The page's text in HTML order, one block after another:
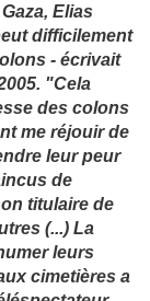
Elias
difficilement
- écrivait
"Cela
des colons
me réjouir de
leur peur
de
titulaire de
(...) La
leurs
cimetières a